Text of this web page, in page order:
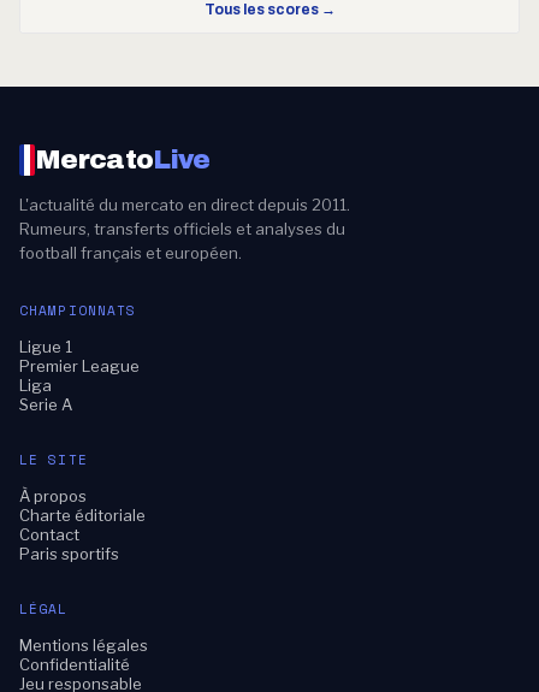
Tous les scores →
MercatoLive
L'actualité du mercato en direct depuis 2011.
Rumeurs, transferts officiels et analyses du
football français et européen.
CHAMPIONNATS
Ligue 1
Premier League
Liga
Serie A
LE SITE
À propos
Charte éditoriale
Contact
Paris sportifs
LÉGAL
Mentions légales
Confidentialité
Jeu responsable